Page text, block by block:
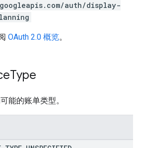
auth/display-
OAuth 2.0 概览。
Type
能的账单类型。